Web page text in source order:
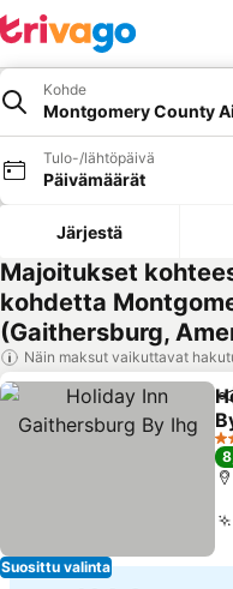
Kohde
Montgomery County
Tulo-/lähtöpäivä
Päivämäärät
Järjestä
Majoitukset
kohdetta
(Gaithersburg,
Näin maksut vaikuttavat
Suosittu valinta
3